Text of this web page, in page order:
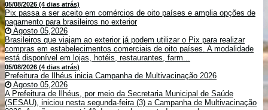
05/08/2026 (4 dias atrás)
Pix passa a ser aceito em comércios de oito países e amplia opções de
pagamento para brasileiros no exterior
Agosto 05,2026
Brasileiros que viajam ao exterior já podem utilizar o Pix para realizar
compras em estabelecimentos comerciais de oito países. A modalidade
está disponível em lojas, hotéis, restaurantes, farm...
05/08/2026 (4 dias atrás)
Prefeitura de Ilhéus inicia Campanha de Multivacinação 2026
Agosto 05,2026
A Prefeitura de Ilhéus, por meio da Secretaria Municipal de Saúde
(SESAU), iniciou nesta segunda-feira (3) a Campanha de Multivacinação